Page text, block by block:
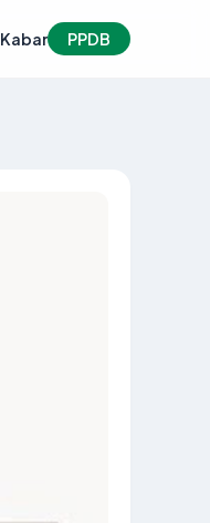
Kabar PPDB